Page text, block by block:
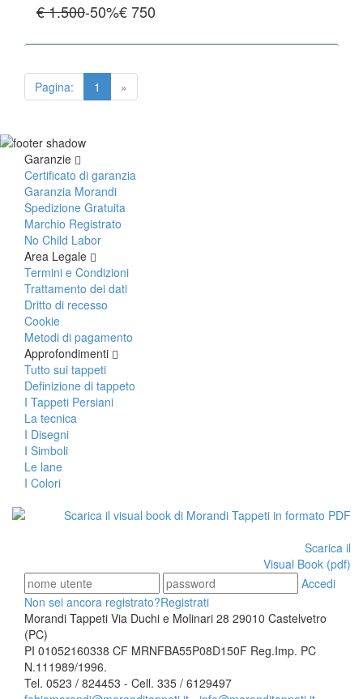
€ 1.500-50%€750
Pagina: 1 »
Garanzie
Certificato di garanzia
Garanzia Morandi
Spedizione Gratuita
Marchio Registrato
No Child Labor
Area Legale
Termini e Condizioni
Trattamento dei dati
Dritto di recesso
Cookie
Metodi di pagamento
Approfondimenti
Tutto sui tappeti
Definizione di tappeto
I Tappeti Persiani
La tecnica
I Disegni
I Simboli
Le lane
I Colori
Scarica il
Visual Book (pdf)
Accedi
Non sei ancora registrato?Registrati
Morandi Tappeti Via Duchi e Molinari 28 29010 Castelvetro
(PC)
PI 01052160338 CF MRNFBA55P08D150F Reg.Imp. PC
N.111989/1996.
Tel. 0523 / 824453 - Cell. 335 / 6129497